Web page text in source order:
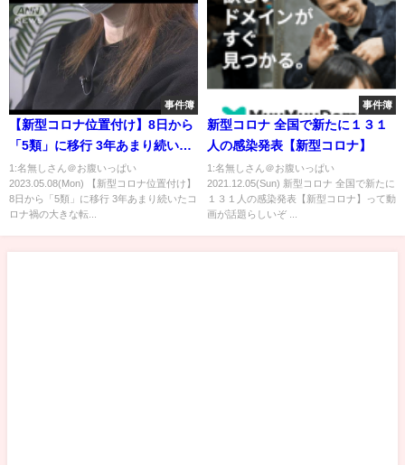
事件簿
【新型コロナ位置付け】8日から
「5類」に移行 3年あまり続いた
コロナ禍の大きな転換点に
1:名無しさん＠お腹いっぱい
2023.05.08(Mon) 【新型コロナ位置付け】
8日から「5類」に移行 3年あまり続いたコ
ロナ禍の大きな転...
事件簿
新型コロナ 全国で新たに１３１
人の感染発表【新型コロナ】
1:名無しさん＠お腹いっぱい
2021.12.05(Sun) 新型コロナ 全国で新たに
１３１人の感染発表【新型コロナ】って動
画が話題らしいぞ ...